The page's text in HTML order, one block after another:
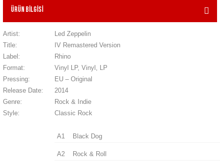
Ürün Bilgisi
Artist:
Led Zeppelin
Title:
IV Remastered Version
Label:
Rhino
Format:
Vinyl LP, Vinyl, LP
Pressing:
EU – Original
Release Date:
2014
Genre:
Rock & Indie
Style:
Classic Rock
A1 Black Dog
A2 Rock & Roll